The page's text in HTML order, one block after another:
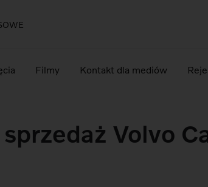
Filmy Kontakt dla mediów
Volvo